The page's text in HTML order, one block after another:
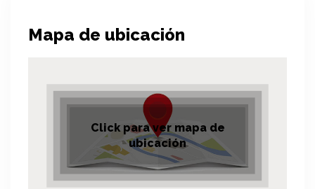
Mapa de ubicación
Click para ver mapa de
ubicación